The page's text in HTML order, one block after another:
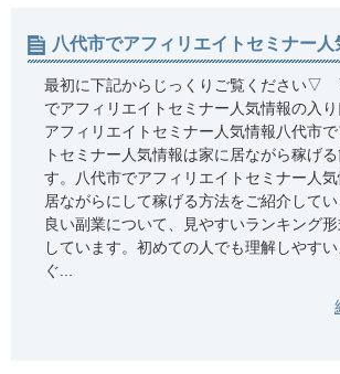
八代市でアフィリエイトセミナー人
最初に下記からじっくりご覧くださ
でアフィリエイトセミナー人気情報の入
アフィリエイトセミナー人気情報八代市
トセミナー人気情報は家に居ながら稼げ
す。八代市でアフィリエイトセミナー人
居ながらにして稼げる方法をご紹介して
良い副業について、見やすいランキング
しています。初めての人でも理解しやす
ぐ...